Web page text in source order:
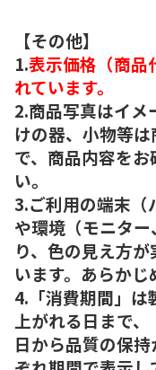
【その他】
1.表示価格（商品
れています。
2.商品写真はイメ
けの器、小物等
で、商品内容を
い。
3.ご利用の端末（
や環境（モニタ
り、色の見え方
います。あらかじ
4.「消費期間」は
上がれる日まで、
日から品質の保